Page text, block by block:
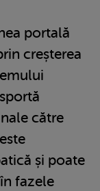
portală
creșterea
către
și poate
fazele